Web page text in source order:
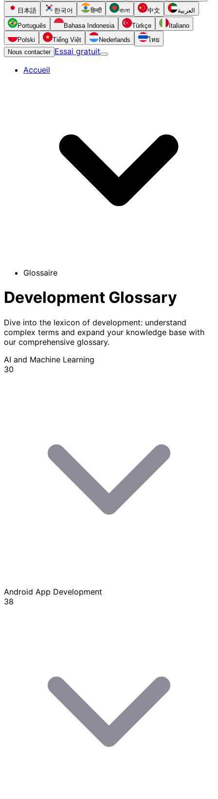
日本語 한국어 हिन्दी বাংলা 中文 العربية
Português Bahasa Indonesia Türkçe
Italiano
Polski
Tiếng Việt Nederlands
ไทย
Nous contacter Essai gratuit
Accueil
Glossaire
Development Glossary
Dive into the lexicon of development: understand
complex terms and expand your knowledge base with
our comprehensive glossary.
AI and Machine Learning
30
Android App Development
38